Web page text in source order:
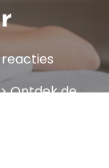
Ontdek de